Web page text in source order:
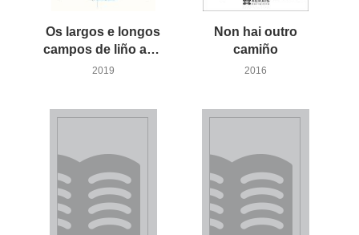
Os largos e longos
campos de liño azul
2019
Non hai outro
camiño
2016